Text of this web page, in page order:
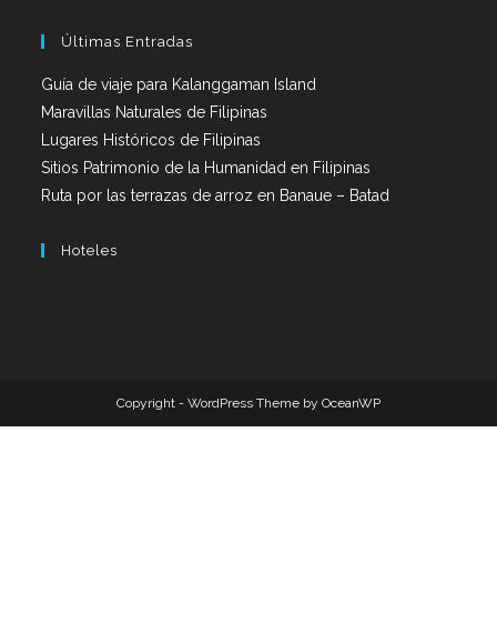
Últimas Entradas
Guía de viaje para Kalanggaman Island
Maravillas Naturales de Filipinas
Lugares Históricos de Filipinas
Sitios Patrimonio de la Humanidad en Filipinas
Ruta por las terrazas de arroz en Banaue – Batad
Hoteles
Copyright - WordPress Theme by OceanWP